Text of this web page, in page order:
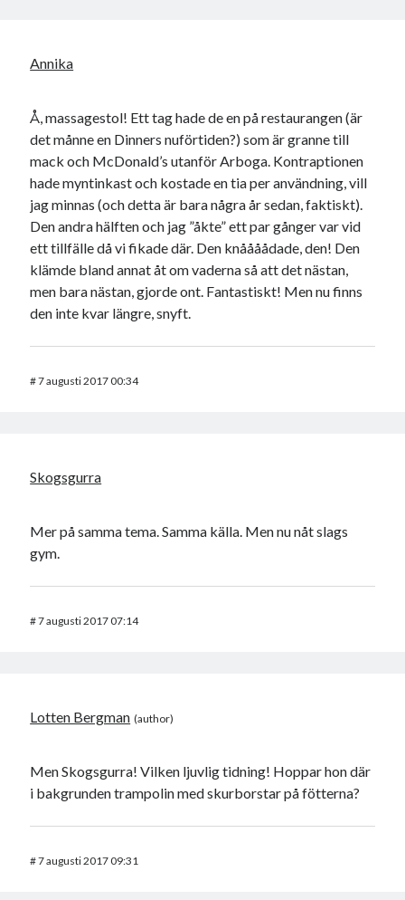
Annika
Å, massagestol! Ett tag hade de en på restaurangen (är
det månne en Dinners nuförtiden?) som är granne till
mack och McDonald’s utanför Arboga. Kontraptionen
hade myntinkast och kostade en tia per användning, vill
jag minnas (och detta är bara några år sedan, faktiskt).
Den andra hälften och jag ”åkte” ett par gånger var vid
ett tillfälle då vi fikade där. Den knåååådade, den! Den
klämde bland annat åt om vaderna så att det nästan,
men bara nästan, gjorde ont. Fantastiskt! Men nu finns
den inte kvar längre, snyft.
#7 augusti 2017 00:34
Skogsgurra
Mer på samma tema. Samma källa. Men nu nåt slags
gym.
#7 augusti 2017 07:14
Lotten Bergman
Men Skogsgurra! Vilken ljuvlig tidning! Hoppar hon där
i bakgrunden trampolin med skurborstar på fötterna?
#7 augusti 2017 09:31